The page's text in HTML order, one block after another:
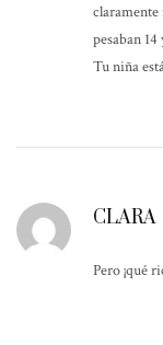
claramente
pesaban 14
Tu niña
CLARA
Pero ¡qué